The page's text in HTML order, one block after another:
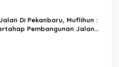
Di Pekanbaru, Muflihun :
Pembangunan Jalan